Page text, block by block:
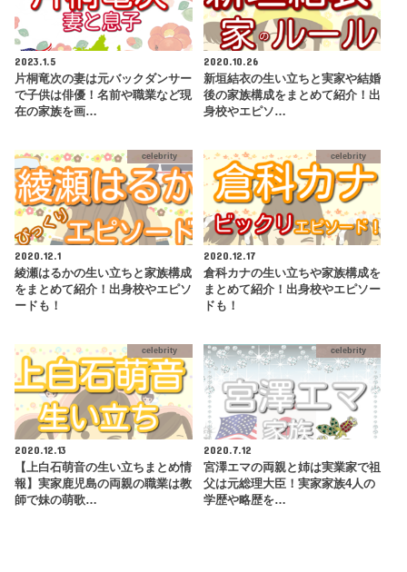
2023.1.5
片桐竜次の妻は元バックダンサー
で子供は俳優！名前や職業など現
在の家族を画…
2020.10.26
新垣結衣の生い立ちと実家や結婚
後の家族構成をまとめて紹介！出
身校やエピソ…
celebrity
2020.12.1
綾瀬はるかの生い立ちと家族構成
をまとめて紹介！出身校やエピソ
ードも！
celebrity
2020.12.17
倉科カナの生い立ちや家族構成を
まとめて紹介！出身校やエピソー
ドも！
celebrity
2020.12.13
【上白石萌音の生い立ちまとめ情
報】実家鹿児島の両親の職業は教
師で妹の萌歌…
celebrity
2020.7.12
宮澤エマの両親と姉は実業家で祖
父は元総理大臣！実家家族4人の
学歴や略歴を…